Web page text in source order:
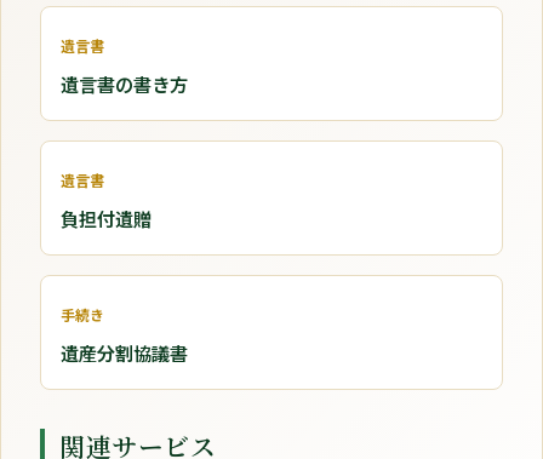
遺言書
遺言書の書き方
遺言書
負担付遺贈
手続き
遺産分割協議書
関連サービス